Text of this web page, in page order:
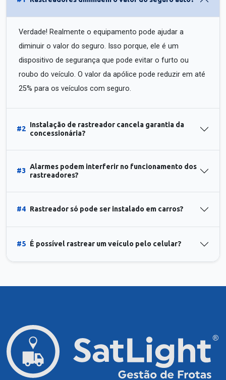
Verdade! Realmente o equipamento pode ajudar a
diminuir o valor do seguro. Isso porque, ele é um
dispositivo de segurança que pode evitar o furto ou
roubo do veículo. O valor da apólice pode reduzir em até
25% para os veículos com seguro.
#2
Instalação de rastreador cancela garantia da
concessionária?
#3
Alarmes podem interferir no funcionamento dos
rastreadores?
#4 Rastreador só pode ser instalado em carros?
#5 É possível rastrear um veículo pelo celular?